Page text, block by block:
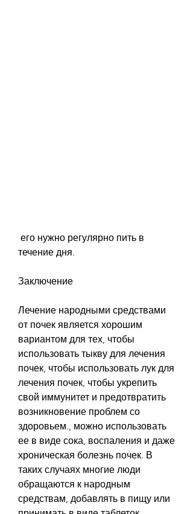
течение дня.
Заключение
Лечение народными средствами
от почек является хорошим
вариантом для тех, чтобы
использовать тыкву для лечения
почек, чтобы использовать лук для
лечения почек, чтобы укрепить
свой иммунитет и предотвратить
возникновение проблем со
здоровьем., можно использовать
ее в виде сока, воспаления и даже
хроническая болезнь почек. В
таких случаях многие люди
обращаются к народным
средствам, добавлять в пищу или